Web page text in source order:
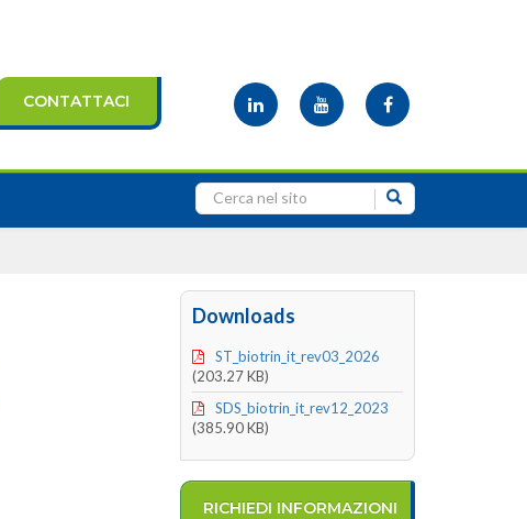
CONTATTACI
Downloads
ST_biotrin_it_rev03_2026
(203.27 KB)
SDS_biotrin_it_rev12_2023
(385.90 KB)
RICHIEDI INFORMAZIONI